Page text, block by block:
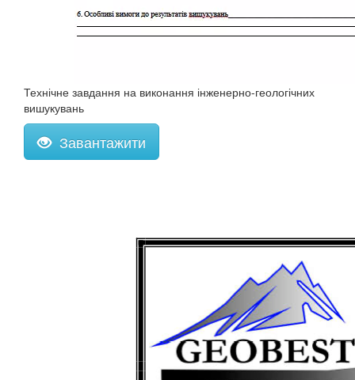
Технічне завдання на виконання інженерно-геологічних
вишукувань
Завантажити